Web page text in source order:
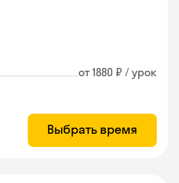
от 1880 ₽ / урок
Выбрать время